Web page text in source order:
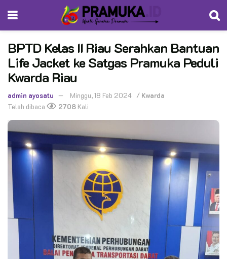
BPTD Kelas II Riau Serahkan Bantuan
Life Jacket ke Satgas Pramuka Peduli
Kwarda Riau
admin ayosatu Minggu, 18 Feb 2024 / Kwarda
Telah dibaca
2708 Kali